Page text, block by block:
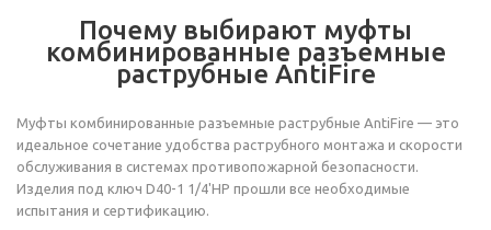
Почему выбирают муфты
комбинированные разъемные
раструбные AntiFire
Муфты комбинированные разъемные раструбные AntiFire — это
идеальное сочетание удобства раструбного монтажа и скорости
обслуживания в системах противопожарной безопасности.
Изделия под ключ D40-1 1/4'НР прошли все необходимые
испытания и сертификацию.